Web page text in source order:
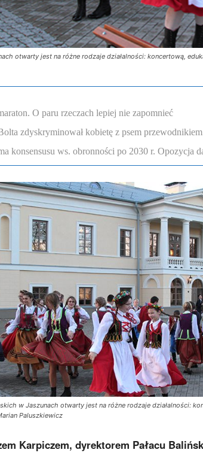
otwarty jest na różne rodzaje działalności: koncertową,
O paru rzeczach lepiej nie zapomnieć
zdyskryminował kobietę z psem
konsensusu ws. obronności po 2030 r. Opozycja
w Jaszunach otwarty jest na różne rodzaje działalności:
Paluszkiewicz
Karpiczem, dyrektorem Pałacu